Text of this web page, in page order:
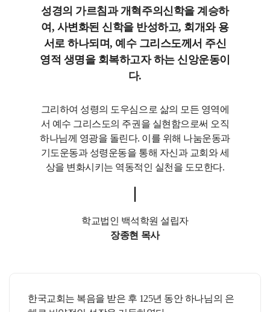
성경의 가르침과 개혁주의신학을 계승하
여, 사변화된 신학을 반성하고, 회개와 용
서로 하나되며, 예수 그리스도께서 주신
영적 생명을 회복하고자 하는 신앙운동이
다.
그리하여 성령의 도우심으로 삶의 모든 영역에
서 예수 그리스도의 주권을 실현함으로써 오직
하나님께 영광을 돌린다. 이를 위해 나눔운동과
기도운동과 성령운동을 통해 자신과 교회와 세
상을 변화시키는 역동적인 실천을 도모한다.
학교법인 백석학원 설립자
장종현 목사
한국교회는 복음을 받은 후 125년 동안 하나님의 은